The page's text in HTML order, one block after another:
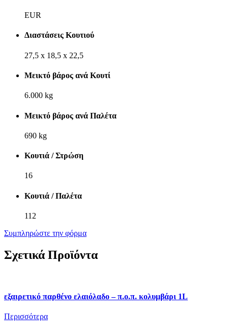
EUR
Διαστάσεις Κουτιού
27,5 x 18,5 x 22,5
Μεικτό βάρος ανά Κουτί
6.000 kg
Μεικτό βάρος ανά Παλέτα
690 kg
Κουτιά / Στρώση
16
Κουτιά / Παλέτα
112
Συμπληρώστε την φόρμα
Σχετικά Προϊόντα
εξαιρετικό παρθένο ελαιόλαδο – π.ο.π. κολυμβάρι 1L
Περισσότερα